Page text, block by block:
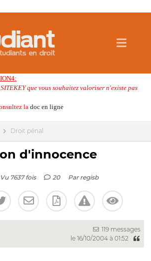
que vous souhaitez valoriser n'existe pas
la doc en ligne
Droit pénal
d'innocence
Vu 7637 fois 20 Par regisb
119 messages
le 16/10/2004 à 01:52